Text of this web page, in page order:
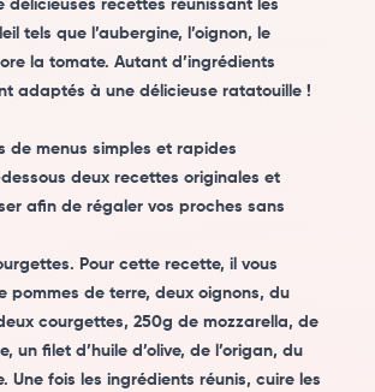
délicieuses recettes réunissant les
tels que l’aubergine, l’oignon, le
la tomate. Autant d’ingrédients
adaptés à une délicieuse ratatouille !
de menus simples et rapides
deux recettes originales et
afin de régaler vos proches sans
Pour cette recette, il vous
pommes de terre, deux oignons, du
courgettes, 250g de mozzarella, de
un filet d’huile d’olive, de l’origan, du
Une fois les ingrédients réunis, cuire les